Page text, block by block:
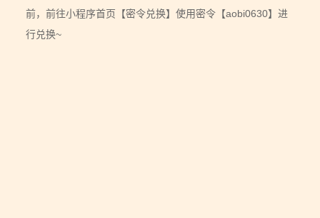
前，前往小程序首页【密令兑换】使用密令【aobi0630】进
行兑换~